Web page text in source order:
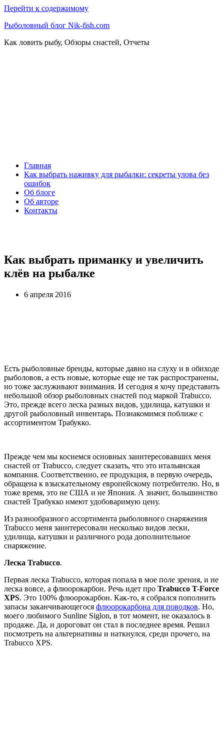
Перейти к содержимому
Рыболовный блог Nik-fish.com
Как ловить рыбу, Обзоры снастей, Отчеты
Главная
Как выбрать наживку для рыбалки: секреты улова без
ошибок
Об блоге
Об авторе
Контакты
Как выбрать приманку и увеличить
клёв на рыбалке
6 апреля 2016
Есть рыболовные бренды, которые давно на слуху и в обиходе
рыболовов, а есть новые, которые еще не так распространены,
но тоже заслуживают внимания. И сегодня я хочу представить
небольшой обзор рыболовных снастей под маркой Trabucco.
Это, прежде всего леска разных видов, удилища, катушки и
другой рыболовный инвентарь. Познакомимся поближе с
ассортиментом Трабукко.
Прежде чем мы коснемся основных заинтересовавших меня
снастей от Trabucco, следует сказать, что это итальянская
компания. Соответственно, ее продукция, в первую очередь,
обращена к взыскательному европейскому потребителю. Но, в
тоже время, это не США и не Япония. А значит, большинство
снастей Трабукко имеют удобоваримую цену.
Из разнообразного ассортимента рыболовного снаряжения
Trabucco меня заинтересовали несколько видов лески,
удилища, катушки и различного рода дополнительное
снаряжение.
Леска Trabucco.
Первая леска Trabucco, которая попала в мое поле зрения, и не
леска вовсе, а флюорокарбон. Речь идет про Trabucco T-Force
XPS. Это 100% флюорокарбон. Как-то, я собрался пополнить
запасы заканчивающегося флюорокарбона для поводков. Но,
моего любимого Sunline Siglon, в тот момент, не оказалось в
продаже. Да, и дороговат он стал в последнее время. Решил
посмотреть на альтернативы и наткнулся, среди прочего, на
Trabucco XPS.